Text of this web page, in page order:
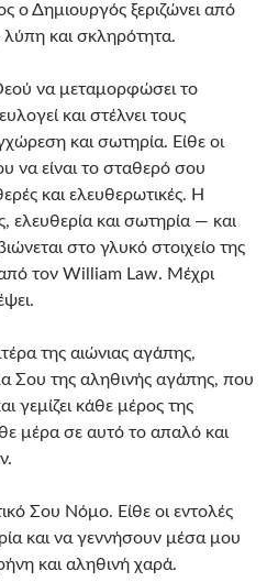
ο Δημιουργός ξεριζώνει από
και σκληρότητα.
να μεταμορφώσει το
και στέλνει τους
και σωτηρία. Είθε οι
να είναι το σταθερό σου
και ελευθερωτικές. Η
ελευθερία και σωτηρία — και
στο γλυκό στοιχείο της
τον William Law. Μέχρι
της αιώνιας αγάπης,
Σου της αληθινής αγάπης, που
γεμίζει κάθε μέρος της
μέρα σε αυτό το απαλό και
Σου Νόμο. Είθε οι εντολές
και να γεννήσουν μέσα μου
και αληθινή χαρά.